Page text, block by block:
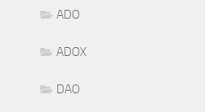
ADO
ADOX
DAO